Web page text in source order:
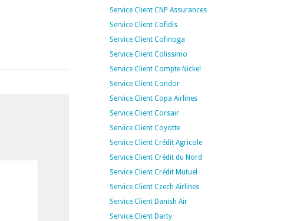
Service Client CNP Assurances
Service Client Cofidis
Service Client Cofinoga
Service Client Colissimo
Service Client Compte Nickel
Service Client Condor
Service Client Copa Airlines
Service Client Corsair
Service Client Coyotte
Service Client Crédit Agricole
Service Client Crédit du Nord
Service Client Crédit Mutuel
Service Client Czech Airlines
Service Client Danish Air
Service Client Darty